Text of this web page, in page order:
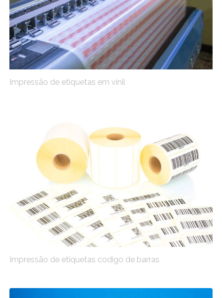
Impressão de etiquetas em vinil
Impressão de etiquetas codigo de barras